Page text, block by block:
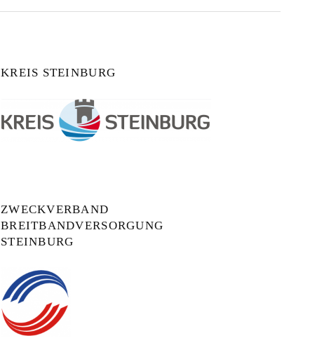
KREIS STEINBURG
ZWECKVERBAND
BREITBANDVERSORGUNG
STEINBURG